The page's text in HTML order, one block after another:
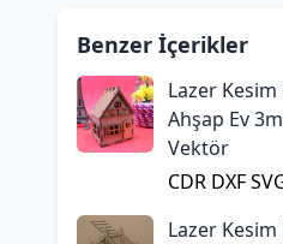
Benzer İçerikler
Lazer
Ahşap Ev
Vektör
CDR DXF
Lazer